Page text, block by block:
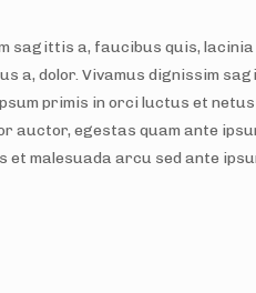
sagittis a, faucibus quis,
dolor. Vivamus dignissim
primis in orci luctus et
egestas quam ante
malesuada arcu sed ante